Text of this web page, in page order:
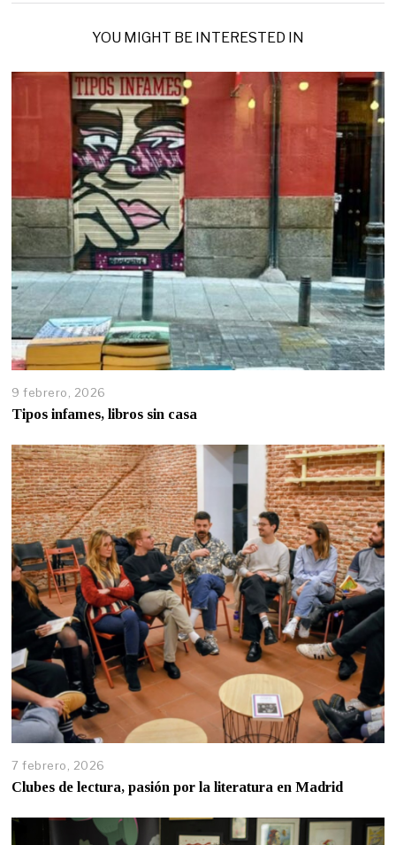
YOU MIGHT BE INTERESTED IN
9 febrero, 2026
Tipos infames, libros sin casa
7 febrero, 2026
Clubes de lectura, pasión por la literatura en Madrid